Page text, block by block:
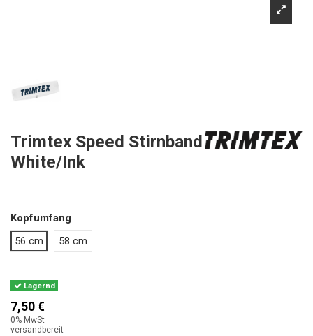
Trimtex Speed Stirnband
White/Ink
Kopfumfang
56 cm
58 cm
Lagernd
7,50 €
0% MwSt
versandbereit